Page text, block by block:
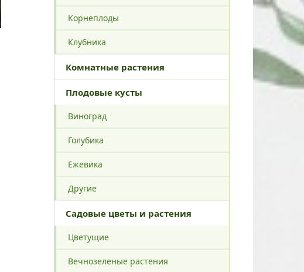
Корнеплоды
Клубника
Комнатные растения
Плодовые кусты
Виноград
Голубика
Ежевика
Другие
Садовые цветы и растения
Цветущие
Вечнозеленые растения